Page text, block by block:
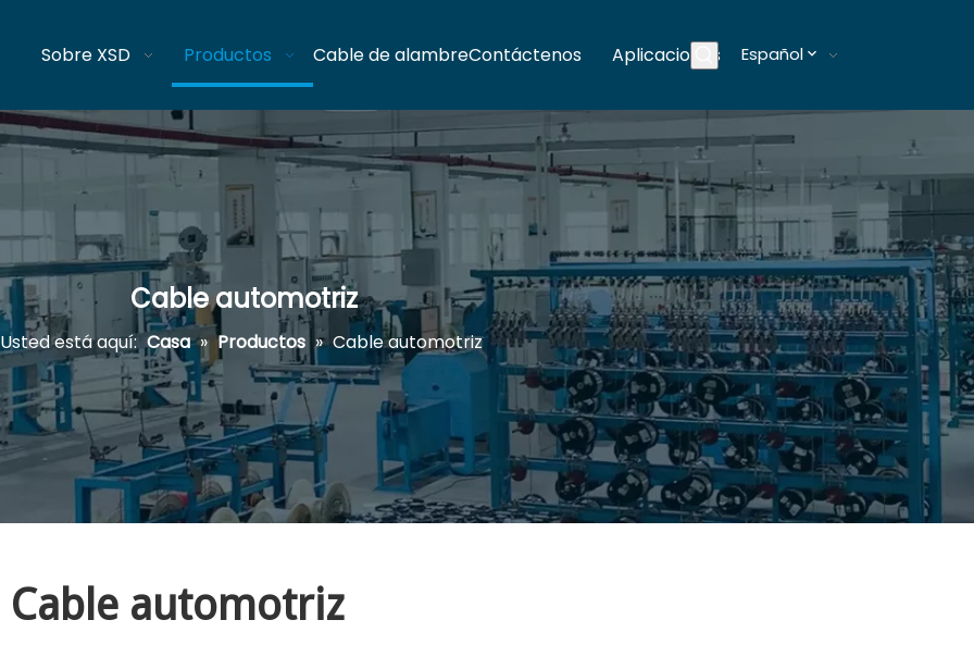
Sobre XSD Productos Cable de alambreContáctenos Aplicaciones Blogs
Español
Cable automotriz
Usted está aquí: Casa » Productos » Cable automotriz
Cable automotriz